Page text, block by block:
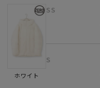
ホワイト
SS
S